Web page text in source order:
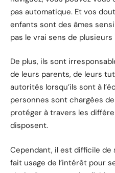
pas automatique. Et vos
enfants sont des âmes
pas le vrai sens de
De plus, ils sont
de leurs parents, de leurs
autorités lorsqu’ils sont à
personnes sont chargées
protéger à travers les
disposent.
Cependant, il est difficile de
fait usage de l’intérêt pour